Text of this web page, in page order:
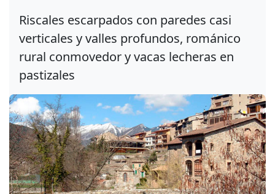
Riscales escarpados con paredes casi
verticales y valles profundos, románico
rural conmovedor y vacas lecheras en
pastizales